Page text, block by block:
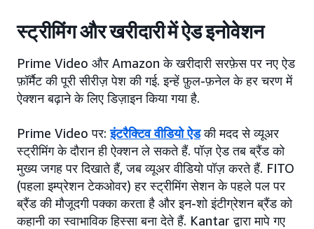
स्ट्रीमिंग और खरीदारी में ऐड इनोवेशन
Prime Video और Amazon के खरीदारी सरफ़ेस पर नए ऐड
फ़ॉर्मैट की पूरी सीरीज़ पेश की गई. इन्हें फ़ुल-फ़नेल के हर चरण में
ऐक्शन बढ़ाने के लिए डिज़ाइन किया गया है.
Prime Video पर:इंटरैक्टिव वीडियो ऐडकी मदद से व्यूअर
स्ट्रीमिंग के दौरान ही ऐक्शन ले सकते हैं. पॉज़ ऐड तब ब्रैंड को
मुख्य जगह पर दिखाते हैं, जब व्यूअर वीडियो पॉज़ करते हैं. FITO
(पहला इम्प्रेशन टेकओवर) हर स्ट्रीमिंग सेशन के पहले पल पर
ब्रैंड की मौजूदगी पक्का करता है और इन-शो इंटीग्रेशन ब्रैंड को
कहानी का स्वाभाविक हिस्सा बना देते हैं. Kantar द्वारा मापे गए